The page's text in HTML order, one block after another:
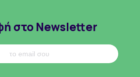
στο Newsletter